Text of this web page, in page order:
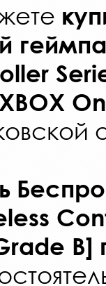
XBOX
B]